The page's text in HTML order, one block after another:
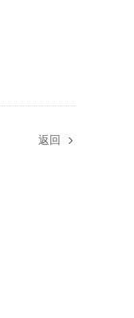
返回